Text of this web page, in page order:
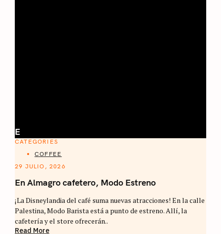
E
CATEGORIES
COFFEE
29 JULIO, 2026
En Almagro cafetero, Modo Estreno
¡La Disneylandia del café suma nuevas atracciones! En la calle
Palestina, Modo Barista está a punto de estreno. Allí, la
cafetería y el store ofrecerán..
Read More